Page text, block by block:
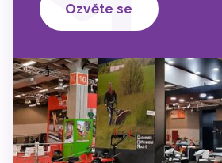
2
2
Ozvěte se